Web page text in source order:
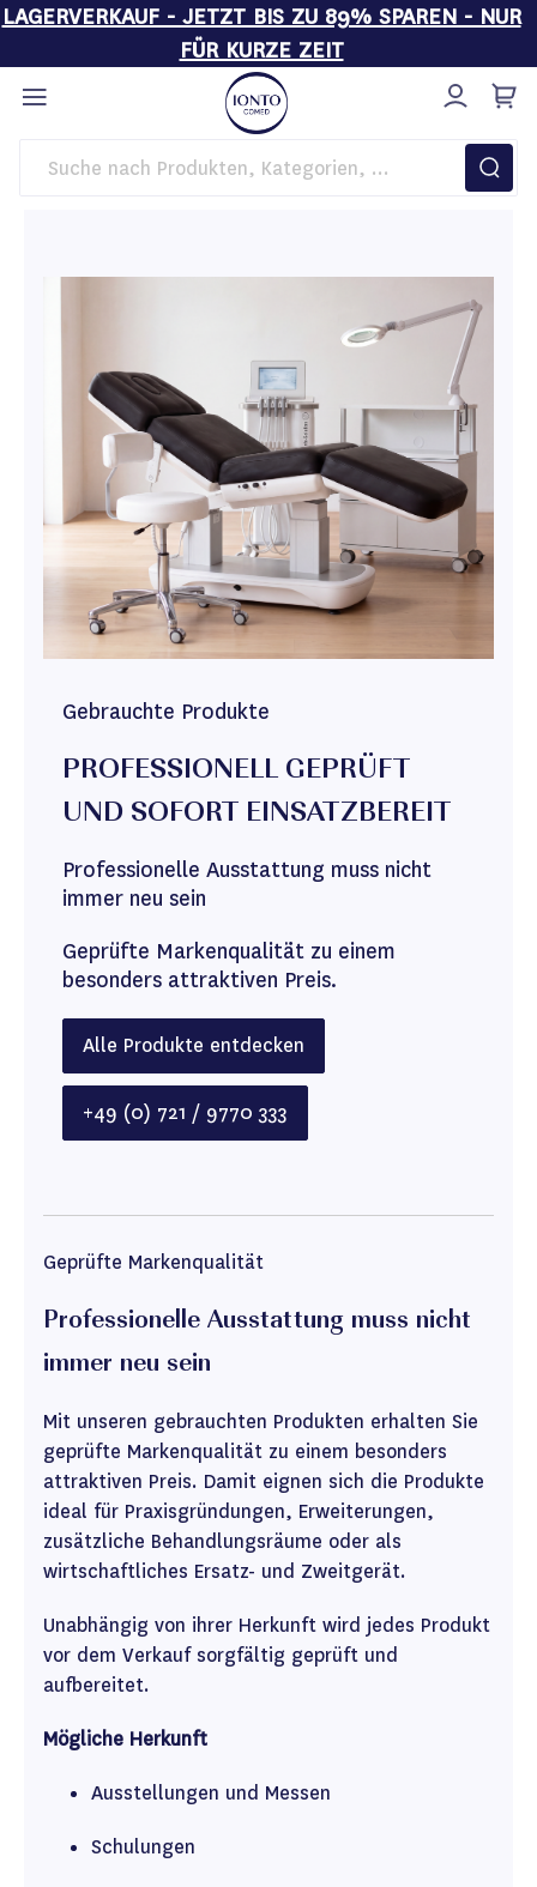
LAGERVERKAUF - JETZT BIS ZU 89% SPAREN - NUR
FÜR KURZE ZEIT
Direkt
zum
Inhalt
Startseite Lagerverkauf
Gebrauchte Produkte
PROFESSIONELL GEPRÜFT
UND SOFORT EINSATZBEREIT
Professionelle Ausstattung muss nicht
immer neu sein
Geprüfte Markenqualität zu einem
besonders attraktiven Preis.
Alle Produkte entdecken
+49 (0) 721 / 9770 333
Geprüfte Markenqualität
Professionelle Ausstattung muss nicht
immer neu sein
Mit unseren gebrauchten Produkten erhalten Sie
geprüfte Markenqualität zu einem besonders
attraktiven Preis. Damit eignen sich die Produkte
ideal für Praxisgründungen, Erweiterungen,
zusätzliche Behandlungsräume oder als
wirtschaftliches Ersatz- und Zweitgerät.
Unabhängig von ihrer Herkunft wird jedes Produkt
vor dem Verkauf sorgfältig geprüft und
aufbereitet.
Mögliche Herkunft
Ausstellungen und Messen
Schulungen